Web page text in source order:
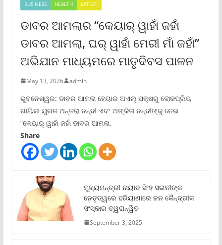
BUSINESS HEALTH LATEST
ଡାବର ଆମଲାର “କେୟାର୍ ୱାହାଁ ଜହାଁ
ଡାବର ଆମଲା, ଘର୍ ୱାହାଁ ମେରୀ ମାଁ ଜହାଁ”
ଅଭିଯାନ ମାଧ୍ୟମରେ ମାତୃଦିବସ ପାଳନ
May 13, 2026 admin
ଭୁବନେଶ୍ୱର: ଡାବର ଆମଲା ହେୟାର ଅଏଲ୍ ପକ୍ଷରୁ ଲୋକପ୍ରିୟ
ଗାୟିକା ଯୁଗଳ ଅନ୍ତରା ନନ୍ଦୀ ଏବଂ ଅଙ୍କିତା ନନ୍ଦୀଙ୍କୁ ନେଇ
“କେୟାର୍ ୱାହାଁ ଜହାଁ ଡାବର ଆମଲା,
Share
ମୁଖ୍ୟମନ୍ତ୍ରୀ ନାୟାବ ସିଂହ ସଇନୀଙ୍କ
ନେତୃତ୍ୱରେ ହରିୟାଣାରେ ଜନ କୈନ୍ଦ୍ରୀକ
ସଂସ୍କାର ତ୍ୱରାନ୍ୱିତ
September 3, 2025